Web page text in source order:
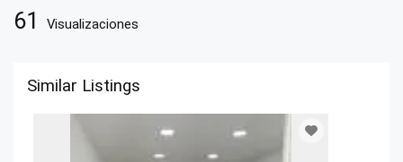
Similar Listings
61 Visualizaciones